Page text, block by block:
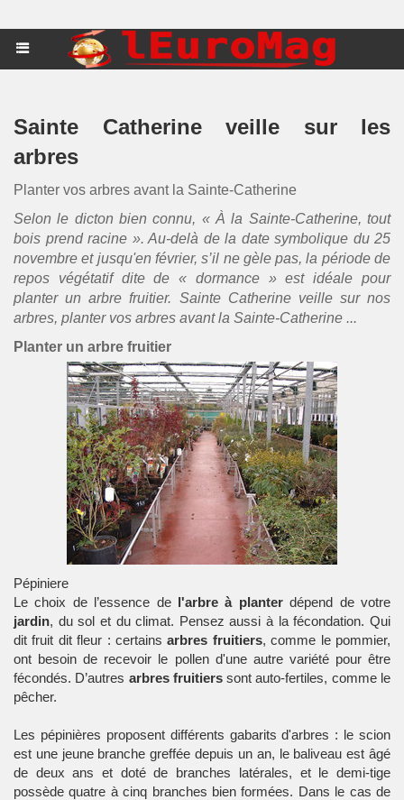
Sainte Catherine veille sur les
arbres
Planter vos arbres avant la Sainte-Catherine
Selon le dicton bien connu, « À la Sainte-Catherine, tout
bois prend racine ». Au-delà de la date symbolique du 25
novembre et jusqu'en février, s’il ne gèle pas, la période de
repos végétatif dite de « dormance » est idéale pour
planter un arbre fruitier. Sainte Catherine veille sur nos
arbres, planter vos arbres avant la Sainte-Catherine ...
Planter un arbre fruitier
Pépiniere
Le choix de l’essence de l'arbre à planterdépend de votre
jardin, du sol et du climat. Pensez aussi à la fécondation. Qui
dit fruit dit fleur : certainsarbres fruitiers, comme le pommier,
ont besoin de recevoir le pollen d'une autre variété pour être
fécondés. D’autres arbres fruitierssont auto-fertiles, comme le
pêcher.
Les pépinières proposent différents gabarits d'arbres : le scion
est une jeune branche greffée depuis un an, le baliveau est âgé
de deux ans et doté de branches latérales, et le demi-tige
possède quatre à cinq branches bien formées. Dans le cas de